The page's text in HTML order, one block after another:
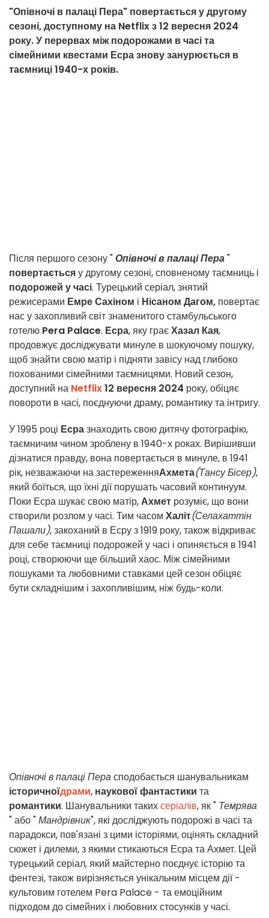
"Опівночі в палаці Пера" повертається у другому
сезоні, доступному на Netflix з 12 вересня 2024
року. У перервах між подорожами в часі та
сімейними квестами Есра знову занурюється в
таємниці 1940-х років.
Після першого сезону "Опівночі в палаці Пера"
повертаєтьсяу другому сезоні, сповненому таємниць і
подорожей у часі. Турецький серіал, знятий
режисерами Емре Сахіном і Нісаном Дагом, повертає
нас у захопливий світ знаменитого стамбульського
готелю Pera Palace. Есра, яку граєХазал Кая,
продовжує досліджувати минуле в шокуючому пошуку,
щоб знайти свою матір і підняти завісу над глибоко
похованими сімейними таємницями. Новий сезон,
доступний на Netflix12 вересня 2024 року, обіцяє
повороти в часі, поєднуючи драму, романтику та інтригу.
У 1995 році Есразнаходить свою дитячу фотографію,
таємничим чином зроблену в 1940-х роках. Вирішивши
дізнатися правду, вона повертається в минуле, в 1941
рік, незважаючи на застереженняАхмета(Тансу Бісер),
який боїться, що їхні дії порушать часовий континуум.
Поки Есра шукає свою матір,Ахмет розуміє, що вони
створили розлом у часі. Тим часом Халіт(Селахаттін
Пашали), закоханий в Есру з 1919 року, також відкриває
для себе таємниці подорожей у часі і опиняється в 1941
році, створюючи ще більший хаос. Між сімейними
пошуками та любовними ставками цей сезон обіцяє
бути складнішим і захопливішим, ніж будь-коли.
Опівночі в палаці Перасподобається шанувальникам
історичноїдрами, наукової фантастики та
романтики. Шанувальники такихсеріалів, як " Темрява
" або "Мандрівник", які досліджують подорожі в часі та
парадокси, пов'язані з цими історіями, оцінять складний
сюжет і дилеми, з якими стикаються Есра та Ахмет. Цей
турецький серіал, який майстерно поєднує історію та
фентезі, також вирізняється унікальним місцем дії -
культовим готелем Pera Palace - та емоційним
підходом до сімейних і любовних стосунків у часі.